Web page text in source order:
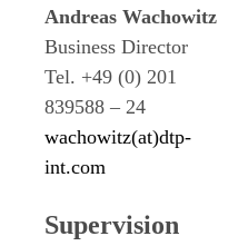
Andreas Wachowitz
Business Director
Tel. +49 (0) 201
839588 – 24
wachowitz(at)dtp-
int.com
Supervision